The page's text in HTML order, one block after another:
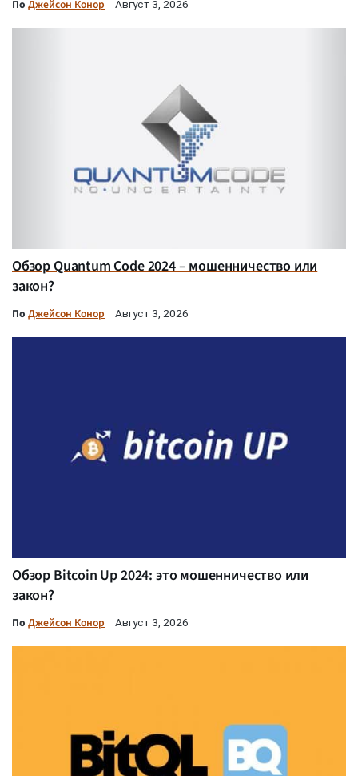
По Джейсон Конор Август 3, 2026
Обзор Quantum Code 2024 – мошенничество или
закон?
По Джейсон Конор Август 3, 2026
Обзор Bitcoin Up 2024: это мошенничество или
закон?
По Джейсон Конор Август 3, 2026